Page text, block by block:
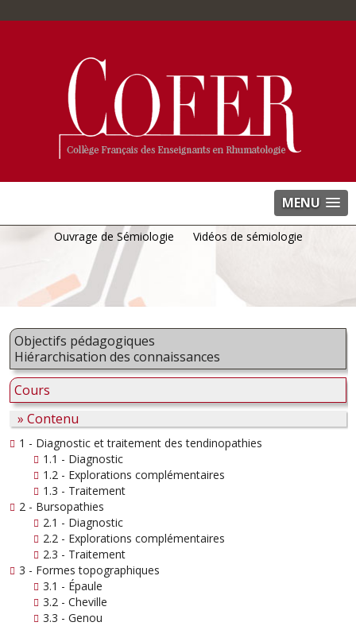
MENU
Ouvrage de Sémiologie Vidéos de sémiologie
Objectifs pédagogiques
Hiérarchisation des connaissances
Cours
» Contenu
1 - Diagnostic et traitement des tendinopathies
1.1 - Diagnostic
1.2 - Explorations complémentaires
1.3 - Traitement
2 - Bursopathies
2.1 - Diagnostic
2.2 - Explorations complémentaires
2.3 - Traitement
3 - Formes topographiques
3.1 - Épaule
3.2 - Cheville
3.3 - Genou